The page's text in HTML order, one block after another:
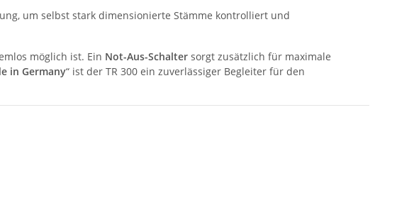
um selbst stark dimensionierte Stämme kontrolliert und
möglich ist. Ein Not-Aus-Schalter sorgt zusätzlich für maximale
in Germany“ ist der TR 300 ein zuverlässiger Begleiter für den